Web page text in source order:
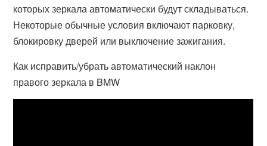
которых зеркала автоматически будут складываться.
Некоторые обычные условия включают парковку,
блокировку дверей или выключение зажигания.
Как исправить/убрать автоматический наклон
правого зеркала в BMW